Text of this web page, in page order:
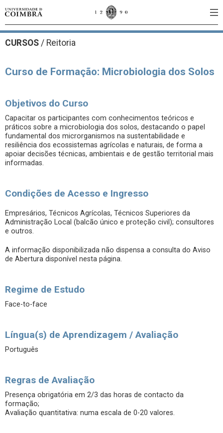
CURSOS / Reitoria
Curso de Formação: Microbiologia dos Solos
Objetivos do Curso
Capacitar os participantes com conhecimentos teóricos e
práticos sobre a microbiologia dos solos, destacando o papel
fundamental dos microrganismos na sustentabilidade e
resiliência dos ecossistemas agrícolas e naturais, de forma a
apoiar decisões técnicas, ambientais e de gestão territorial mais
informadas.
Condições de Acesso e Ingresso
Empresários, Técnicos Agrícolas, Técnicos Superiores da
Administração Local (balcão único e proteção civil); consultores
e outros.
A informação disponibilizada não dispensa a consulta do Aviso
de Abertura disponível nesta página.
Regime de Estudo
Face-to-face
Língua(s) de Aprendizagem / Avaliação
Português
Regras de Avaliação
Presença obrigatória em 2/3 das horas de contacto da
formação;
Avaliação quantitativa: numa escala de 0-20 valores.